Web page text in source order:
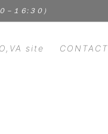
－１６:３０）
site CONTACT